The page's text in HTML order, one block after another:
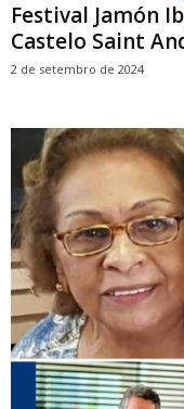
Festival Jamón
Castelo Saint
2 de setembro de 2024